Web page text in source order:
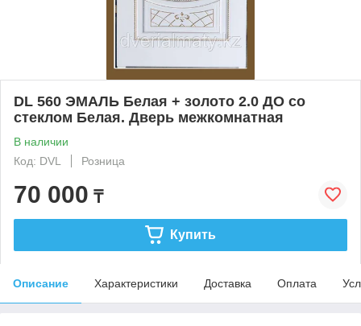
DL 560 ЭМАЛЬ Белая + золото 2.0 ДО со
стеклом Белая. Дверь межкомнатная
В наличии
Код: DVL
Розница
70 000 ₸
Купить
Описание Характеристики Доставка Оплата